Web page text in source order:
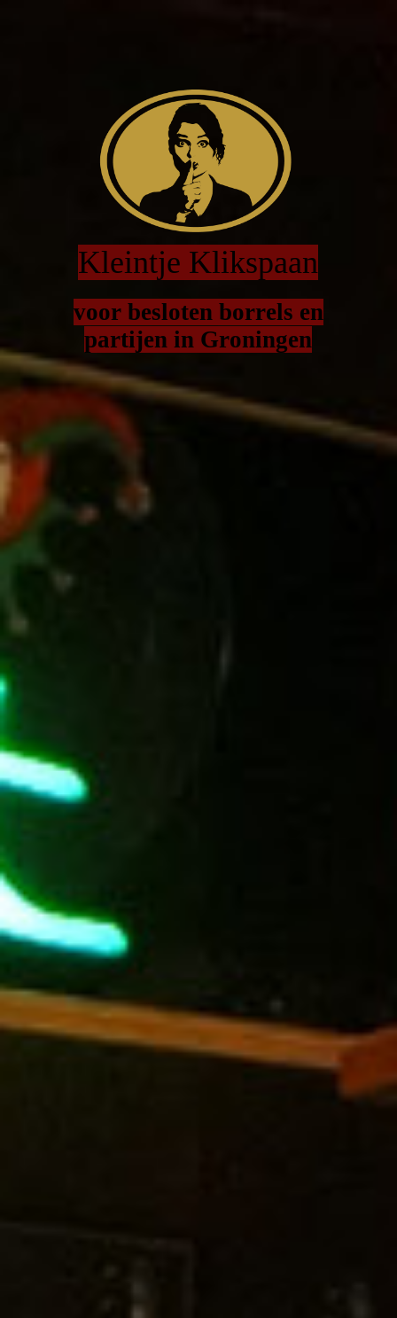
Kleintje Klikspaan
voor besloten borrels en
partijen in Groningen